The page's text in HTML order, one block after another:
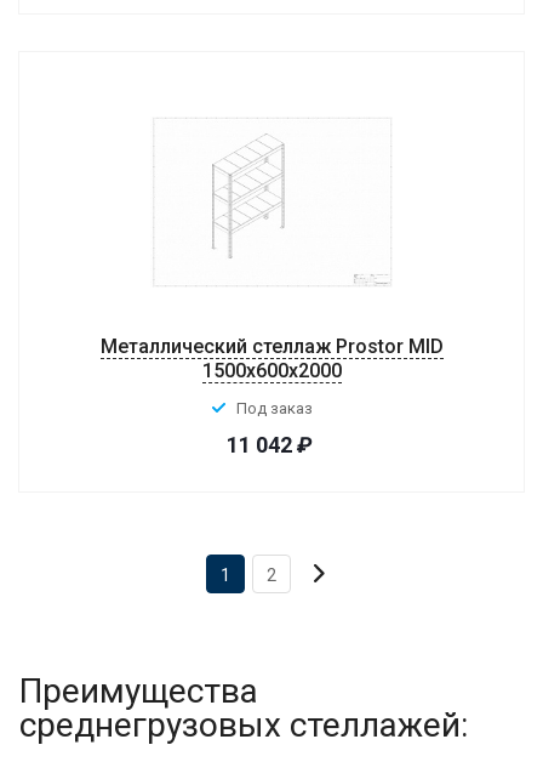
Металлический стеллаж Prostor MID
1500x600x2000
Под заказ
11 042₽
1 2
Преимущества
среднегрузовых стеллажей: